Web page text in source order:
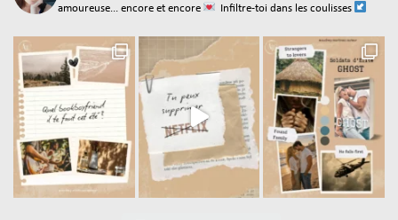
amoureuse... encore et encore
Infiltre-toi dans les coulisses